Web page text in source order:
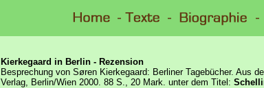
Kierkegaard in Berlin - Rezension
Besprechung von Søren Kierkegaard: Berliner Tagebücher. Aus
Verlag, Berlin/Wien 2000. 88 S., 20 Mark. unter dem Titel: